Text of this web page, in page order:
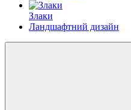
Злаки
Ландшафтний дизайн